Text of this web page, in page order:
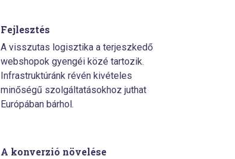
Fejlesztés
A visszutas logisztika a terjeszkedő
webshopok gyengéi közé tartozik.
Infrastruktúránk révén kivételes
minőségű szolgáltatásokhoz juthat
Európában bárhol.
A konverzió növelése